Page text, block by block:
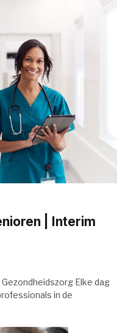
| Interim
Elke dag
in de